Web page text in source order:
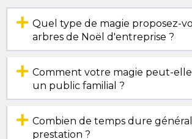
Quel type de magie proposez-
arbres de Noël d'entreprise ?
Comment votre magie peut-
un public familial ?
Combien de temps dure
prestation ?